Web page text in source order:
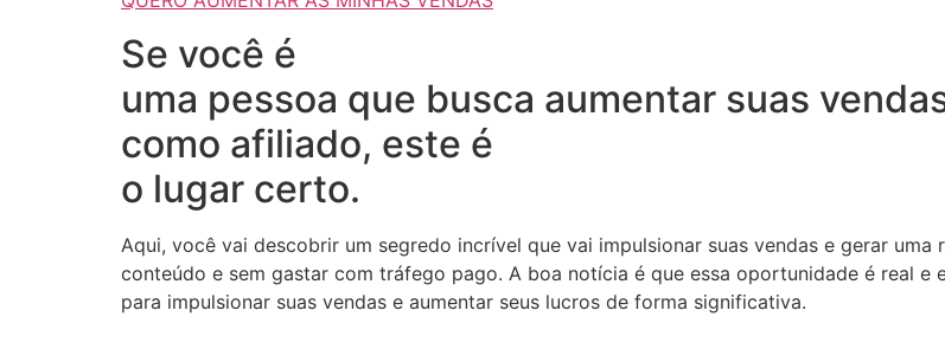
Se você é
uma pessoa que busca aumentar suas
como afiliado, este é
o lugar certo.
Aqui, você vai descobrir um segredo incrível que vai impulsionar suas vendas e gerar
conteúdo e sem gastar com tráfego pago. A boa notícia é que essa oportunidade é real e
para impulsionar suas vendas e aumentar seus lucros de forma significativa.